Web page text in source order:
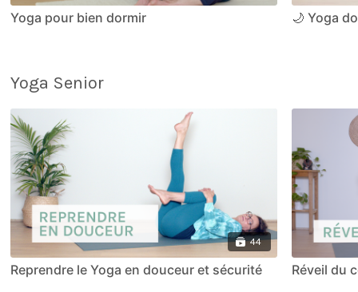
Yoga pour bien dormir 🌙 Yoga
Yoga Senior
44
Reprendre le Yoga en douceur et sécurité Réveil du